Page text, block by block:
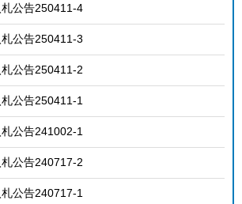
公告250411-4
公告250411-3
公告250411-2
公告250411-1
公告241002-1
公告240717-2
公告240717-1